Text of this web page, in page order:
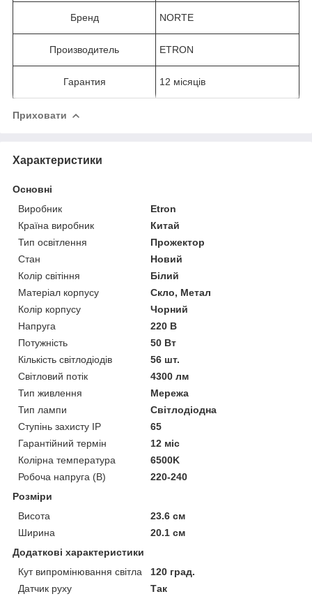
Бренд NORTE
Производитель ETRON
Гарантия 12 місяців
Приховати
Характеристики
Основні
Виробник
Etron
Країна виробник
Китай
Тип освітлення
Прожектор
Стан
Новий
Колір світіння
Білий
Матеріал корпусу
Скло, Метал
Колір корпусу
Чорний
Напруга
220 В
Потужність
50 Вт
Кількість світлодіодів
56 шт.
Світловий потік
4300 лм
Тип живлення
Мережа
Тип лампи
Світлодіодна
Ступінь захисту IP
65
Гарантійний термін
12 міс
Колірна температура
6500K
Робоча напруга (В)
220-240
Розміри
Висота
23.6 см
Ширина
20.1 см
Додаткові характеристики
Кут випромінювання світла
120 град.
Датчик руху
Так